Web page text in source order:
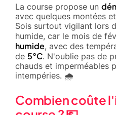
La course propose un
avec quelques montées
Sois surtout vigilant lors
humide, car le mois de
humide, avec des
de 5°C. N'oublie pas de
chauds et imperméables
intempéries. 🌧️
Combien coûte